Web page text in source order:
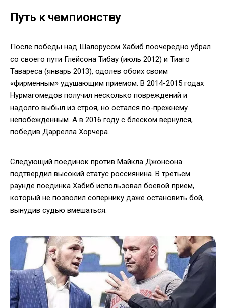
Путь к чемпионству
После победы над Шалорусом Хабиб поочередно убрал
со своего пути Глейсона Тибау (июль 2012) и Тиаго
Тавареса (январь 2013), одолев обоих своим
«фирменным» удушающим приемом. В 2014-2015 годах
Нурмагомедов получил несколько повреждений и
надолго выбыл из строя, но остался по-прежнему
непобежденным. А в 2016 году с блеском вернулся,
победив Даррелла Хорчера.
Следующий поединок против Майкла Джонсона
подтвердил высокий статус россиянина. В третьем
раунде поединка Хабиб использовал боевой прием,
который не позволил сопернику даже остановить бой,
вынудив судью вмешаться.